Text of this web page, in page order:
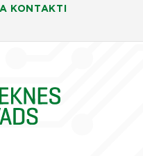
KONTAKTI